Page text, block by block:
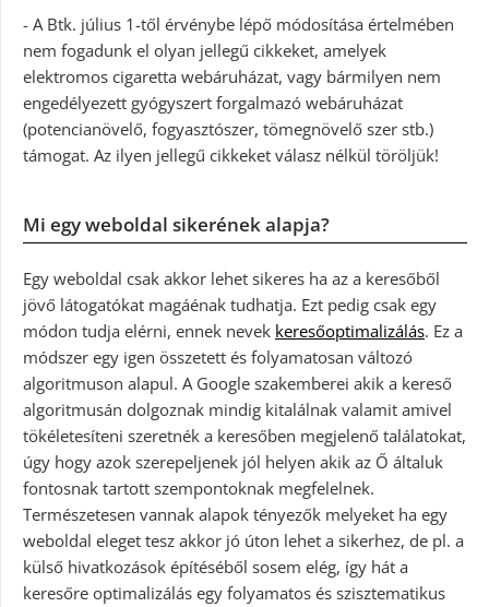
- A Btk. július 1-től érvénybe lépő módosítása értelmében
nem fogadunk el olyan jellegű cikkeket, amelyek
elektromos cigaretta webáruházat, vagy bármilyen nem
engedélyezett gyógyszert forgalmazó webáruházat
(potencianövelő, fogyasztószer, tömegnövelő szer stb.)
támogat. Az ilyen jellegű cikkeket válasz nélkül töröljük!
Mi egy weboldal sikerének alapja?
Egy weboldal csak akkor lehet sikeres ha az a keresőből
jövő látogatókat magáénak tudhatja. Ezt pedig csak egy
módon tudja elérni, ennek nevek keresőoptimalizálás. Ez a
módszer egy igen összetett és folyamatosan változó
algoritmuson alapul. A Google szakemberei akik a kereső
algoritmusán dolgoznak mindig kitalálnak valamit amivel
tökéletesíteni szeretnék a keresőben megjelenő találatokat,
úgy hogy azok szerepeljenek jól helyen akik az Ő általuk
fontosnak tartott szempontoknak megfelelnek.
Természetesen vannak alapok tényezők melyeket ha egy
weboldal eleget tesz akkor jó úton lehet a sikerhez, de pl. a
külső hivatkozások építéséből sosem elég, így hát a
keresőre optimalizálás egy folyamatos és szisztematikus